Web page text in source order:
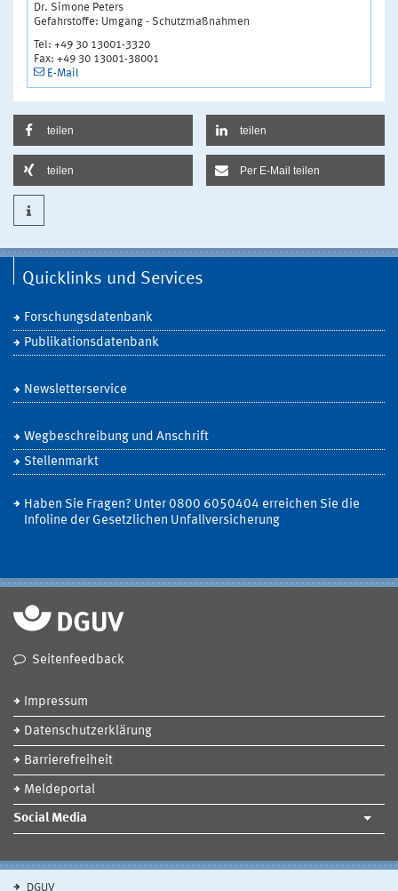
Dr. Simone Peters
Gefahrstoffe: Umgang - Schutzmaßnahmen
Tel: +49 30 13001-3320
Fax: +49 30 13001-38001
E-Mail
teilen teilen
teilen Per E-Mail teilen
Quicklinks und Services
Forschungsdatenbank
Publikationsdatenbank
Newsletterservice
Wegbeschreibung und Anschrift
Stellenmarkt
Haben Sie Fragen? Unter 0800 6050404 erreichen Sie die
Infoline der Gesetzlichen Unfallversicherung
Seitenfeedback
Impressum
Datenschutzerklärung
Barrierefreiheit
Meldeportal
Social Media
DGUV